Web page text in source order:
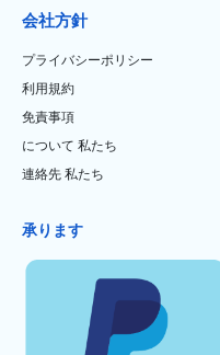
会社方針
プライバシーポリシー
利用規約
免責事項
について 私たち
連絡先 私たち
承ります